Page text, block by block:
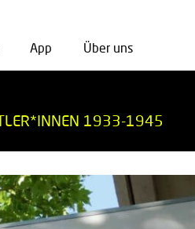
App Über uns
1933-1945